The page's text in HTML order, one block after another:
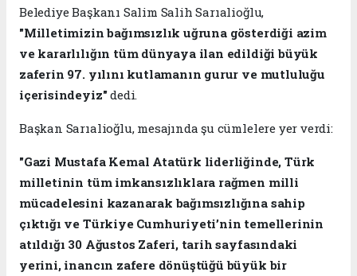
Belediye Başkanı Salim Salih Sarıalioğlu,
"Milletimizin bağımsızlık uğruna gösterdiği azim
ve kararlılığın tüm dünyaya ilan edildiği büyük
zaferin 97. yılını kutlamanın gurur ve mutluluğu
içerisindeyiz"dedi.
Başkan Sarıalioğlu, mesajında şu cümlelere yer verdi:
"Gazi Mustafa Kemal Atatürk liderliğinde, Türk
milletinin tüm imkansızlıklara rağmen milli
mücadelesini kazanarak bağımsızlığına sahip
çıktığı ve Türkiye Cumhuriyeti’nin temellerinin
atıldığı 30 Ağustos Zaferi, tarih sayfasındaki
yerini, inancın zafere dönüştüğü büyük bir